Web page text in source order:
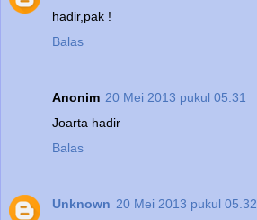
hadir,pak !
Balas
Anonim 20 Mei 2013 pukul 05.31
Joarta hadir
Balas
Unknown 20 Mei 2013 pukul 05.32